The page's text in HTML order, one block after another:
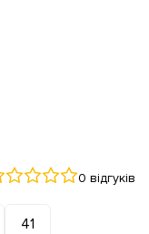
0 відгуків
41